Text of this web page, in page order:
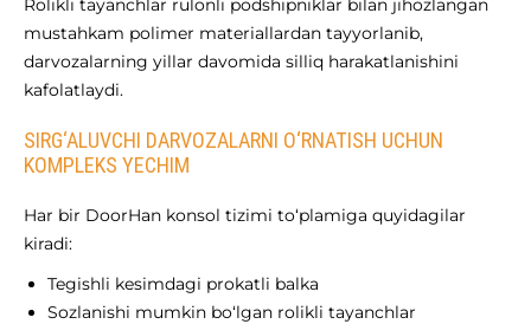
Rolikli tayanchlar rulonli podshipniklar bilan jihozlangan
mustahkam polimer materiallardan tayyorlanib,
darvozalarning yillar davomida silliq harakatlanishini
kafolatlaydi.
SIRG‘ALUVCHI DARVOZALARNI O‘RNATISH UCHUN
KOMPLEKS YECHIM
Har bir DoorHan konsol tizimi to‘plamiga quyidagilar
kiradi:
Tegishli kesimdagi prokatli balka
Sozlanishi mumkin bo‘lgan rolikli tayanchlar